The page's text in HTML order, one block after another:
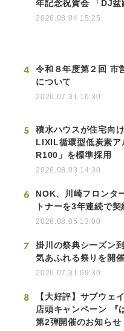
年記念祝賀会 「DJ
2026.08.04 15:25
4
令和８年度第２回 市
について
2026.07.31 16:30
5
積水ハウスが住宅向
LIXIL循環型低炭素
R100」を標準採用
2026.08.03 14:30
6
NOK、川崎フロンタ
トナーを3年連続で契
2026.08.05 13:00
7
掛川の祭典シーズン
気あふれる祭りを開催
2026.07.31 09:30
8
【大好評】サブウェ
店頭キャンペーン 『
第2弾開催のお知らせ